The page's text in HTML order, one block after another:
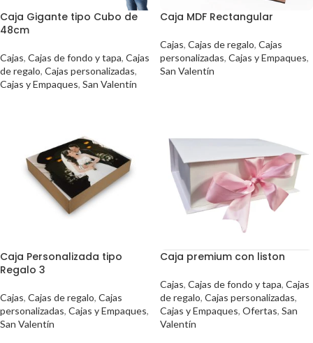
Caja Gigante tipo Cubo de
48cm
Cajas, Cajas de fondo y tapa, Cajas
de regalo, Cajas personalizadas,
Cajas y Empaques, San Valentín
Caja MDF Rectangular
Cajas, Cajas de regalo, Cajas
personalizadas, Cajas y Empaques,
San Valentín
Caja Personalizada tipo
Regalo 3
Cajas, Cajas de regalo, Cajas
personalizadas, Cajas y Empaques,
San Valentín
Caja premium con liston
Cajas, Cajas de fondo y tapa, Cajas
de regalo, Cajas personalizadas,
Cajas y Empaques, Ofertas, San
Valentín